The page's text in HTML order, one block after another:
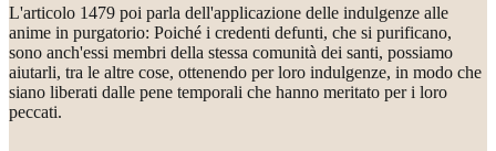
L'articolo 1479 poi parla dell'applicazione delle indulgenze alle
anime in purgatorio: Poiché i credenti defunti, che si purificano,
sono anch'essi membri della stessa comunità dei santi, possiamo
aiutarli, tra le altre cose, ottenendo per loro indulgenze, in modo che
siano liberati dalle pene temporali che hanno meritato per i loro
peccati.